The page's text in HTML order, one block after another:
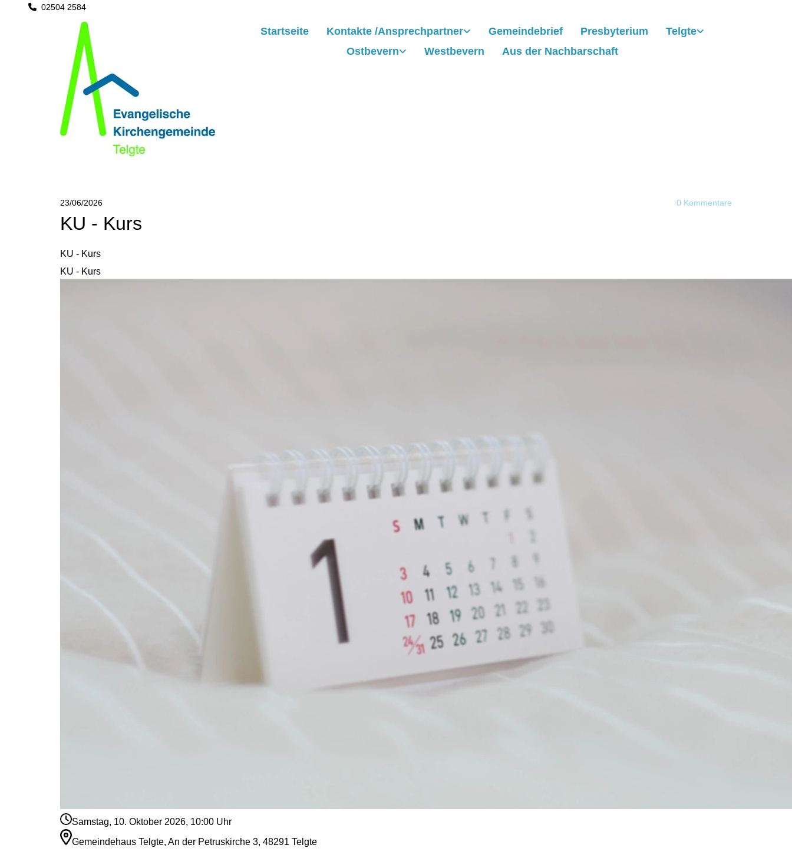
 02504 2584
Startseite Kontakte /Ansprechpartner Gemeindebrief Presbyterium
Telgte
Ostbevern
Westbevern Aus der Nachbarschaft
23/06/2026 0 Kommentare
KU - Kurs
KU - Kurs
KU - Kurs
Samstag, 10. Oktober 2026, 10:00 Uhr
Gemeindehaus Telgte, An der Petruskirche 3, 48291 Telgte